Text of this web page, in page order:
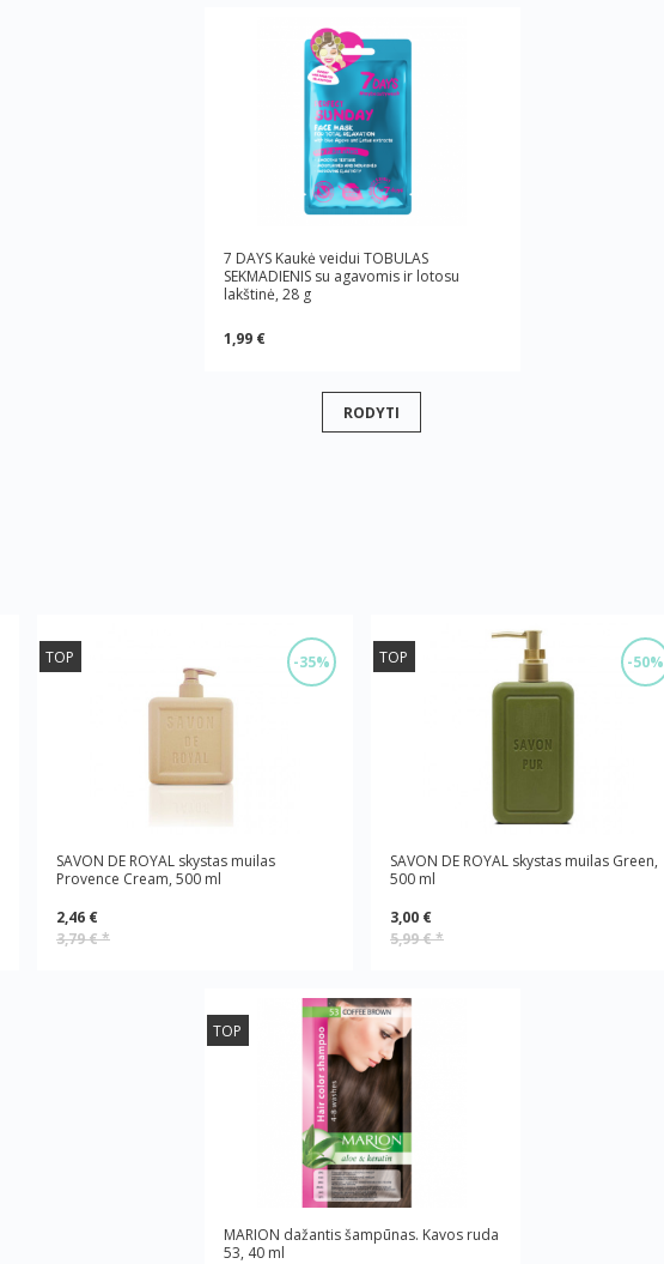
7 DAYS Kaukė veidui TOBULAS
SEKMADIENIS su agavomis ir lotosu
lakštinė, 28 g
1,99 €
RODYTI
-35%
TOP
SAVON DE ROYAL skystas muilas
Provence Cream, 500 ml
2,46 €
3,79 €*
-50%
TOP
SAVON DE ROYAL skystas muilas Green,
500 ml
3,00 €
5,99 €*
TOP
MARION dažantis šampūnas. Kavos ruda
53, 40 ml